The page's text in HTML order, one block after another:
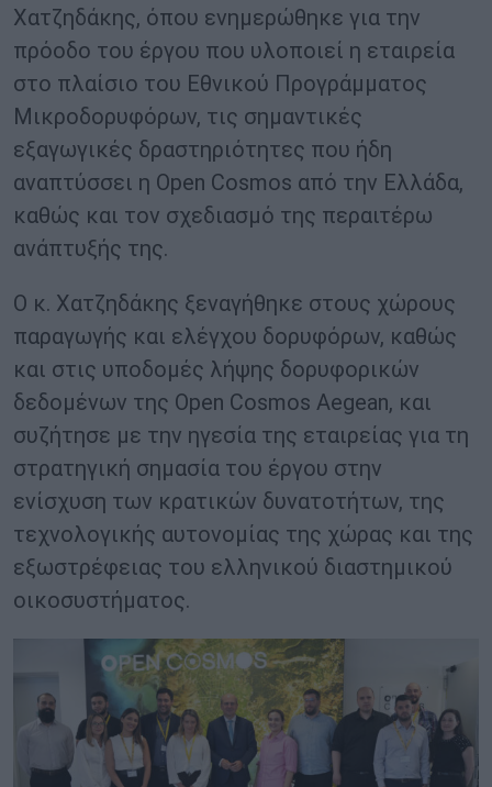
Χατζηδάκης, όπου ενημερώθηκε για την
πρόοδο του έργου που υλοποιεί η εταιρεία
στο πλαίσιο του Εθνικού Προγράμματος
Μικροδορυφόρων, τις σημαντικές
εξαγωγικές δραστηριότητες που ήδη
αναπτύσσει η Open Cosmos από την Ελλάδα,
καθώς και τον σχεδιασμό της περαιτέρω
ανάπτυξής της.
Ο κ. Χατζηδάκης ξεναγήθηκε στους χώρους
παραγωγής και ελέγχου δορυφόρων, καθώς
και στις υποδομές λήψης δορυφορικών
δεδομένων της Open Cosmos Aegean, και
συζήτησε με την ηγεσία της εταιρείας για τη
στρατηγική σημασία του έργου στην
ενίσχυση των κρατικών δυνατοτήτων, της
τεχνολογικής αυτονομίας της χώρας και της
εξωστρέφειας του ελληνικού διαστημικού
οικοσυστήματος.